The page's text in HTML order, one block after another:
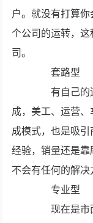
户。就没有打算
个公司的运转，
司。
套路型
有自己的运
成，美工、运营
成模式，也是吸
经验，销量还是
不会有任何的解决
专业型
现在是市面